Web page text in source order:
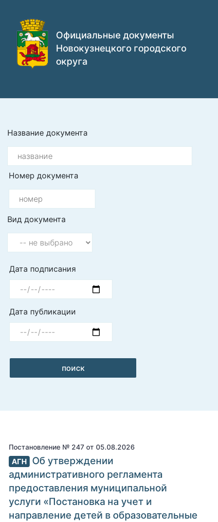
Официальные документы
Новокузнецкого городского
округа
Название документа
Номер документа
Вид документа
Дата подписания
Дата публикации
поиск
Постановление № 247 от 05.08.2026
АГН
Об утверждении
административного регламента
предоставления муниципальной
услуги «Постановка на учет и
направление детей в образовательные